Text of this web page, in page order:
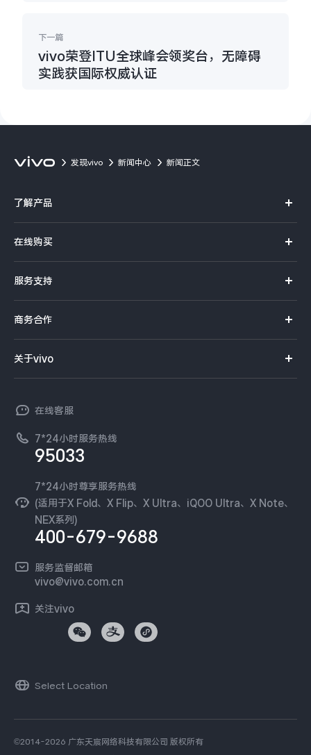
下一篇
vivo荣登ITU全球峰会领奖台，无障碍
实践获国际权威认证
发现vivo 新闻中心 新闻正文
了解产品
S系列
Y系列
iQOO手机
T系列
NEX系列
在线购买
选购手机
选购配件
订单查询
服务支持
服务网点
查找手机
环保回收
安全公告
服务隐私政策
Log还原LUTs下载
vivo 办公套件
商务合作
开放平台
vivo 企业业务
廉正合规
国补营业执照
无线电发射设备销售备案
关于vivo
工作机会
新闻资讯
可持续发展
vivo 蔡司影像
开发者社区
在线客服
7*24小时服务热线
95033
7*24小时尊享服务热线
(适用于X Fold、X Flip、X Ultra、iQOO Ultra、X Note、
NEX系列)
400-679-9688
服务监督邮箱
vivo@vivo.com.cn
关注vivo
Select Location
©2014-2026 广东天宸网络科技有限公司 版权所有